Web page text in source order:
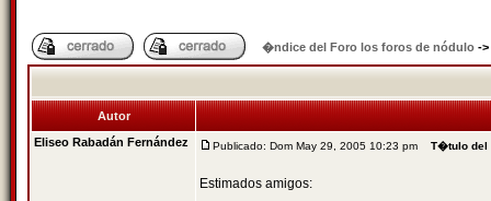
�ndice del Foro los foros de nódulo ->
Autor
Eliseo Rabadán Fernández
Publicado: Dom May 29, 2005 10:23 pm T�tulo del
Estimados amigos: